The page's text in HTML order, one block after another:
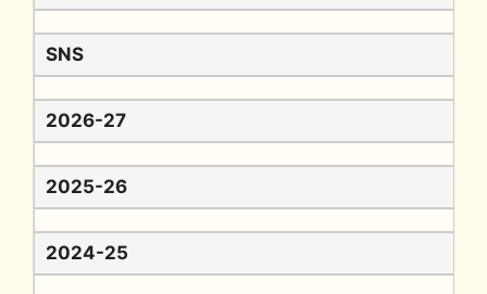
SNS
2026-27
2025-26
2024-25